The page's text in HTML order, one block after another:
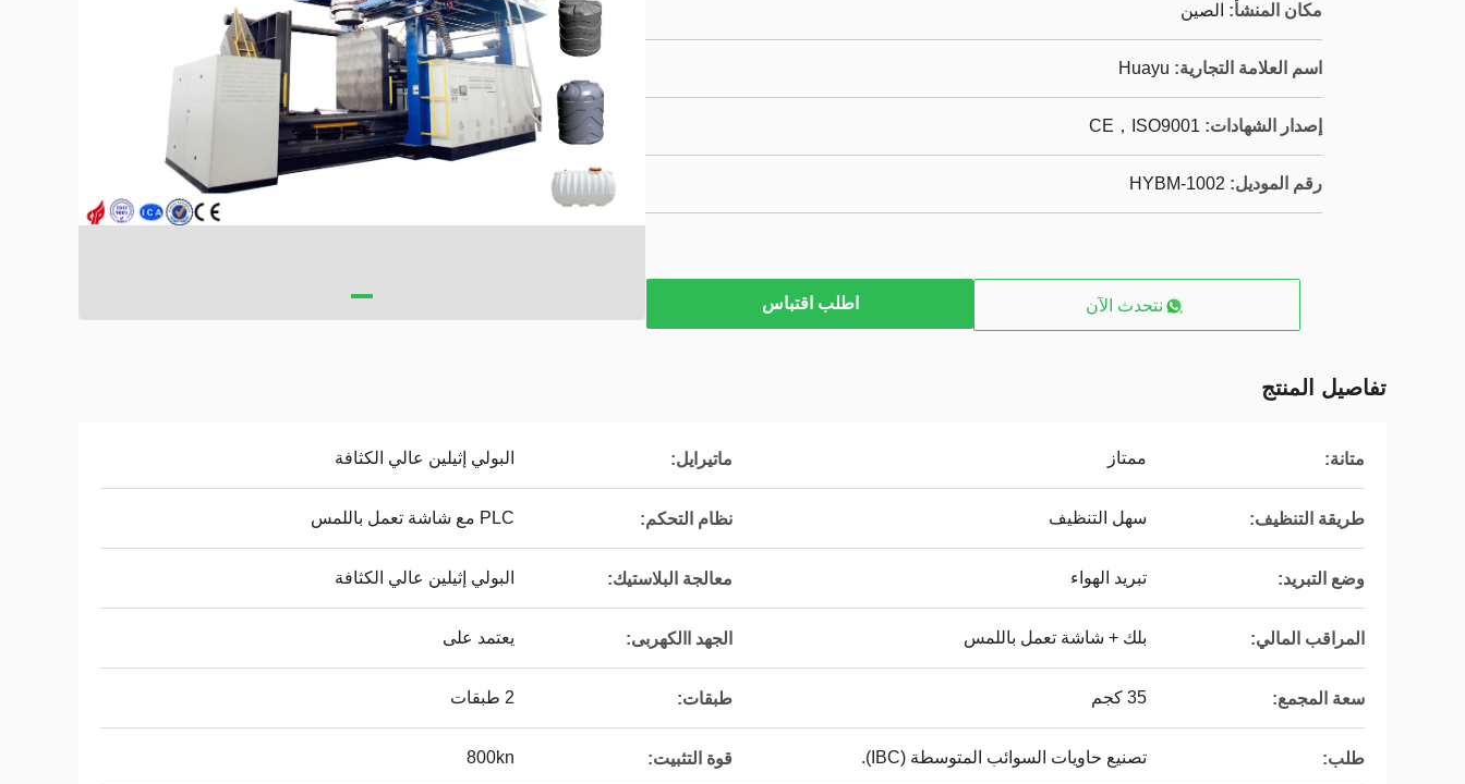
مكان المنشأ: الصين
اسم العلامة التجارية: Huayu
إصدار الشهادات: CE，ISO9001
رقم الموديل: HYBM-1002
نتحدث الآن اطلب اقتباس
تفاصيل المنتج
متانة: ممتاز ماتيرايل: البولي إثيلين عالي الكثافة
طريقة التنظيف: سهل التنظيف نظام التحكم: PLC مع شاشة تعمل باللمس
وضع التبريد: تبريد الهواء معالجة البلاستيك: البولي إثيلين عالي الكثافة
المراقب المالي: بلك + شاشة تعمل باللمس الجهد االكهربى: يعتمد على
سعة المجمع: 35 كجم طبقات: 2 طبقات
طلب: تصنيع حاويات السوائب المتوسطة (IBC). قوة التثبيت: 800kn